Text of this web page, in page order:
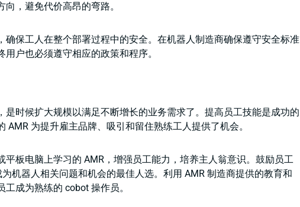
，避免代价高昂的弯路。
确保工人在整个部署过程中的安全。在机器人制造商确保遵守安全标准
用户也必须遵守相应的政策和程序。
是时候扩大规模以满足不断增长的业务需求了。提高员工技能是成功的
AMR 为提升雇主品牌、吸引和留住熟练工人提供了机会。
平板电脑上学习的 AMR，增强员工能力，培养主人翁意识。鼓励员工
机器人相关问题和机会的最佳人选。利用 AMR 制造商提供的教育和
成为熟练的 cobot 操作员。